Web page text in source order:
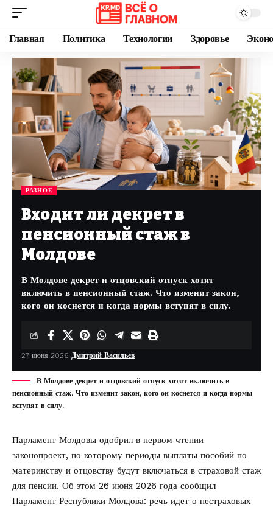
Главная Политика Технологии Здоровье
РАЗНОЕ
Входит ли декрет в
пенсионный стаж в
Молдове
В Молдове декрет и отцовский отпуск хотят
включить в пенсионный стаж. Что изменит закон,
кого он коснется и когда нормы вступят в силу.
27 июня 2026 Дмитрий Васильев
В Молдове декрет и отцовский отпуск хотят включить в
пенсионный стаж. Что изменит закон, кого он коснется и когда нормы
вступят в силу.
Парламент Молдовы одобрил в первом чтении
законопроект, по которому периоды выплаты пособий по
материнству и отцовству будут включаться в страховой стаж
для пенсии. Об этом 26 июня 2026 года сообщил
Парламент Республики Молдова: речь идет о нестраховых